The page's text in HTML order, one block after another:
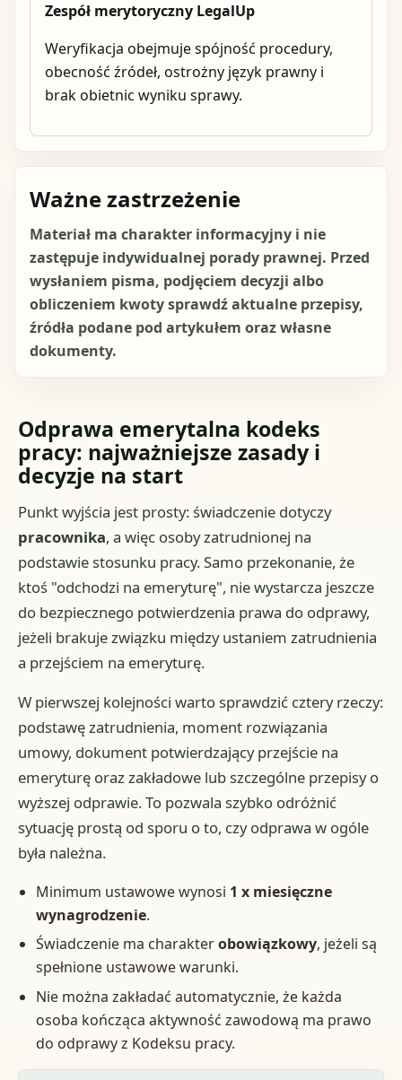
Zespół merytoryczny LegalUp
Weryfikacja obejmuje spójność procedury,
obecność źródeł, ostrożny język prawny i
brak obietnic wyniku sprawy.
Ważne zastrzeżenie
Materiał ma charakter informacyjny i nie
zastępuje indywidualnej porady prawnej. Przed
wysłaniem pisma, podjęciem decyzji albo
obliczeniem kwoty sprawdź aktualne przepisy,
źródła podane pod artykułem oraz własne
dokumenty.
Odprawa emerytalna kodeks
pracy: najważniejsze zasady i
decyzje na start
Punkt wyjścia jest prosty: świadczenie dotyczy
pracownika, a więc osoby zatrudnionej na
podstawie stosunku pracy. Samo przekonanie, że
ktoś "odchodzi na emeryturę", nie wystarcza jeszcze
do bezpiecznego potwierdzenia prawa do odprawy,
jeżeli brakuje związku między ustaniem zatrudnienia
a przejściem na emeryturę.
W pierwszej kolejności warto sprawdzić cztery rzeczy:
podstawę zatrudnienia, moment rozwiązania
umowy, dokument potwierdzający przejście na
emeryturę oraz zakładowe lub szczególne przepisy o
wyższej odprawie. To pozwala szybko odróżnić
sytuację prostą od sporu o to, czy odprawa w ogóle
była należna.
Minimum ustawowe wynosi 1 x miesięczne
wynagrodzenie.
Świadczenie ma charakterobowiązkowy, jeżeli są
spełnione ustawowe warunki.
Nie można zakładać automatycznie, że każda
osoba kończąca aktywność zawodową ma prawo
do odprawy z Kodeksu pracy.